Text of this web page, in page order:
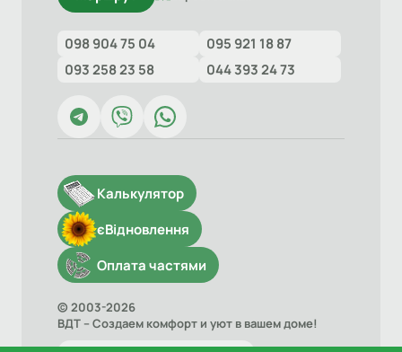
098 904 75 04
095 921 18 87
093 258 23 58
044 393 24 73
Калькулятор
єВідновлення
Оплата частями
© 2003-2026
ВДТ – Создаем комфорт и уют в вашем доме!